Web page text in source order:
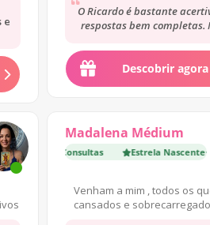
e
O Ricardo é bastante
respostas bem completas.
resposta
Descobrir agora
Madalena Médium
·3 300 Consultas Estrela Nascente·3
Venham a mim , todos os
cansados e